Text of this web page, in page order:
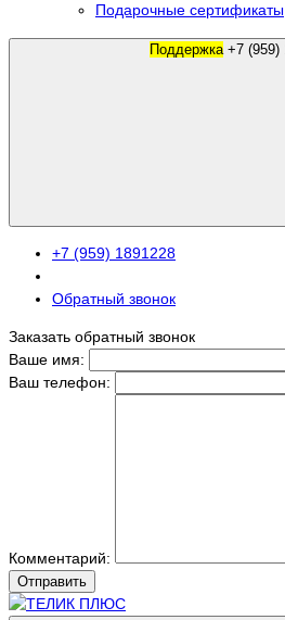
Подарочные сертификаты
Поддержка
+7 (959) 1891228
Обратный звонок
Заказать обратный звонок
Ваше имя:
Ваш телефон:
Комментарий:
Отправить